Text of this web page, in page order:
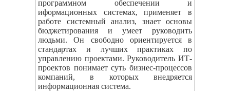
программном обеспечении и
иформационных системах, применяет в
работе системный анализ, знает основы
бюджетирования и умеет руководить
людьми. Он свободно ориентируется в
стандартах и лучших практиках по
управлению проектами. Руководитель ИТ-
проектов понимает суть бизнес-процессов
компаний, в которых внедряется
информационная система.